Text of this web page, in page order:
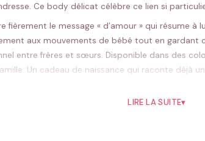
Ce body délicat célèbre ce lien si
le message « d’amour » qui résume à
aux mouvements de bébé tout en
entre frères et sœurs. Disponible dans des
Un cadeau de naissance qui raconte déjà
Pourquoi vous allez
LIRE LA SUITE▾